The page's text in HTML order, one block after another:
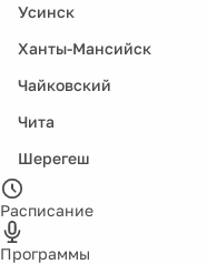
Усинск
Ханты-Мансийск
Чайковский
Чита
Шерегеш
Расписание
Программы